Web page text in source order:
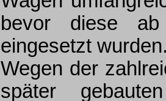
bevor diese ab
eingesetzt
Wegen der
später